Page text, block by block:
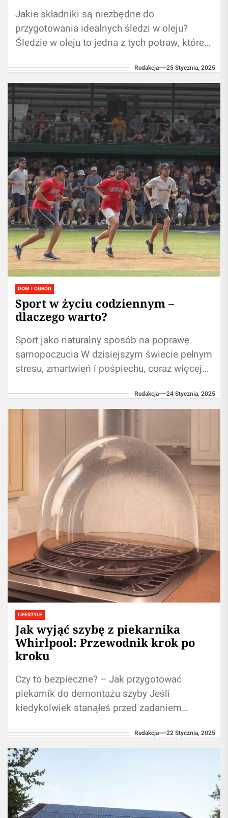
Jakie składniki są niezbędne do
przygotowania idealnych śledzi w oleju?
Śledzie w oleju to jedna z tych potraw, które z
przez...
Redakcja 25 Stycznia, 2025
DOM I OGRÓD
Sport w życiu codziennym –
dlaczego warto?
Sport jako naturalny sposób na poprawę
samopoczucia W dzisiejszym świecie pełnym
stresu, zmartwień i pośpiechu, coraz więcej
swojego samopoczucia....
Redakcja 24 Stycznia, 2025
LIFESTYLE
Jak wyjąć szybę z piekarnika
Whirlpool: Przewodnik krok po
kroku
Czy to bezpieczne? – Jak przygotować
piekarnik do demontażu szyby Jeśli
kiedykolwiek stanąłeś przed zadaniem
zastanawiałeś się, jak się do...Redakcja 22 Stycznia, 2025